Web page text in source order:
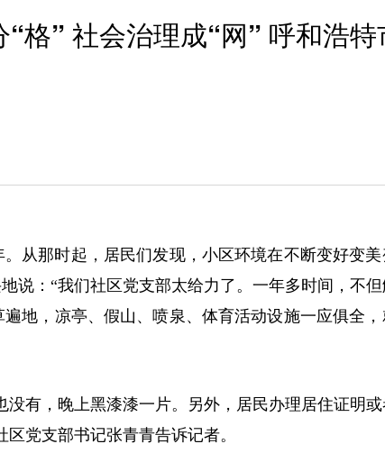
格” 社会治理成“网” 呼和浩
那时起，居民们发现，小区环境在不断变好变美
：“我们社区党支部太给力了。一年多时间，不但
地，凉亭、假山、喷泉、体育活动设施一应俱全
有，晚上黑漆漆一片。另外，居民办理居住证明或
党支部书记张青青告诉记者。